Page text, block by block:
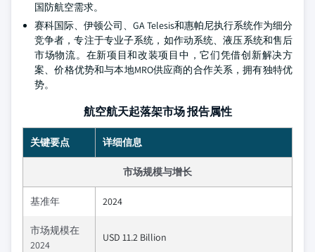
国防航空需求。
赛科国际、伊顿公司、GA Telesis和惠帕尼执行系统作为细分
竞争者，专注于专业子系统，如作动系统、液压系统和售后
市场物流。在新项目和改装项目中，它们凭借创新解决方
案、价格优势和与本地MRO供应商的合作关系，拥有独特优
势。
航空航天起落架市场 报告属性
关键要点 详细信息
市场规模与增长
基准年 2024
市场规模在
2024
USD 11.2 Billion